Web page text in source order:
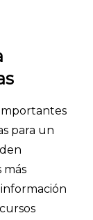
para un
más